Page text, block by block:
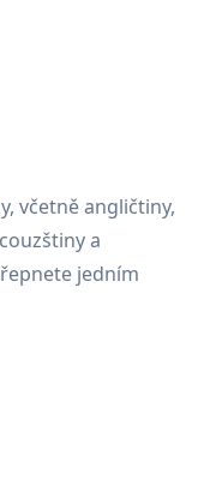
včetně angličtiny,
a
jedním